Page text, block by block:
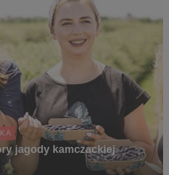
jagody kamczackiej